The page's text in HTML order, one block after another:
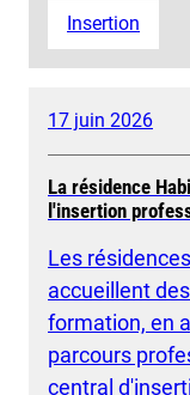
Insertion
17 juin 2026
La résidence
l'insertion
Les
accueillent
formation, en
parcours
central